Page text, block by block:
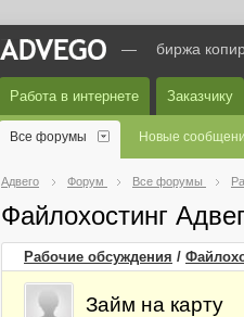
— биржа
Работа в интернете Заказчику
Все форумы Новые
Адвего Форум Все форумы
Файлохостинг
Рабочие обсуждения /
Займ на карту